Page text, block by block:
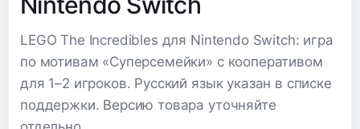
LEGO The Incredibles для Nintendo Switch: игра
по мотивам «Суперсемейки» с кооперативом
для 1–2 игроков. Русский язык указан в списке
поддержки. Версию товара уточняйте